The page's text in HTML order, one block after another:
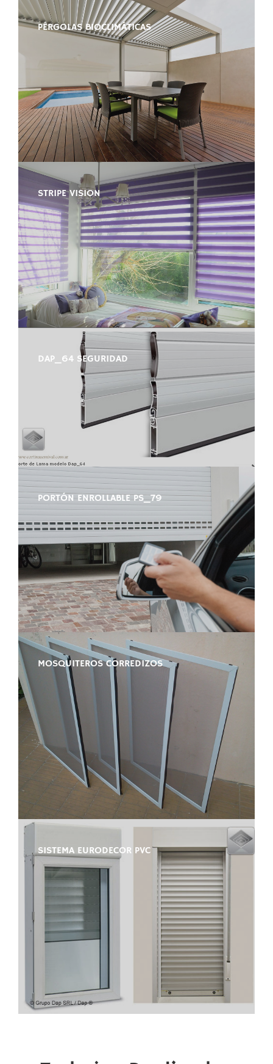
PÉRGOLAS BIOCLIMÁTICAS
STRIPE VISION
DAP_64 SEGURIDAD
PORTÓN ENROLLABLE PS_79
MOSQUITEROS CORREDIZOS
SISTEMA EURODECOR PVC